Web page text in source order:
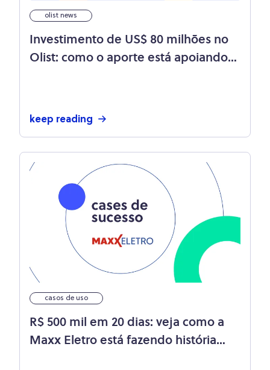
olist news
Investimento de US$ 80 milhões no
Olist: como o aporte está apoiando
keep reading
casos de uso
R$ 500 mil em 20 dias: veja como a
Maxx Eletro está fazendo história